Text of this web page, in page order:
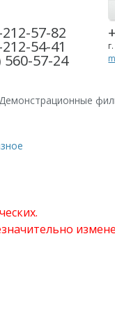
57-82
54-41
560-57-24